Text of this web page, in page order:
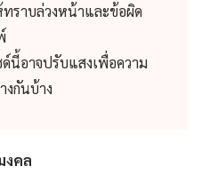
ราบล่วงหน้าและข้อผิด
นี้อาจปรับแสงเพื่อความ
งกันบ้าง
งคล